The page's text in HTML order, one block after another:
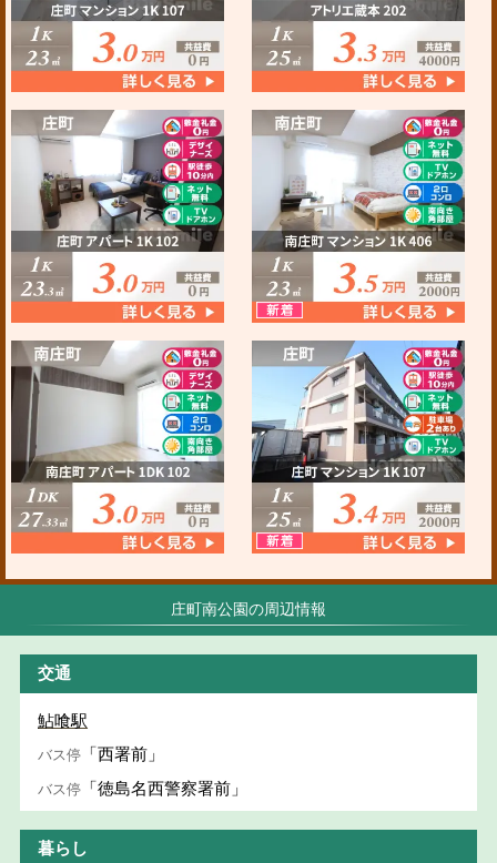
庄町南公園の周辺情報
交通
鮎喰駅
バス停 「西署前」
バス停 「徳島名西警察署前」
暮らし